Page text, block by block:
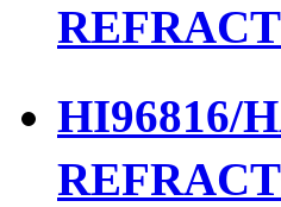
HI96816/